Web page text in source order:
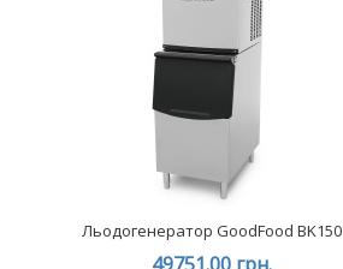
Льодогенератор GoodFood BK150